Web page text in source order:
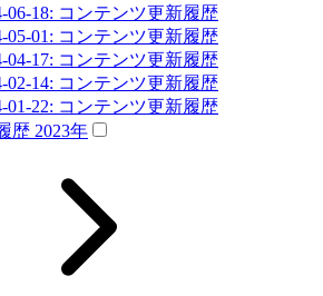
06-18: コンテンツ更新履歴
05-01: コンテンツ更新履歴
04-17: コンテンツ更新履歴
02-14: コンテンツ更新履歴
01-22: コンテンツ更新履歴
歴 2023年